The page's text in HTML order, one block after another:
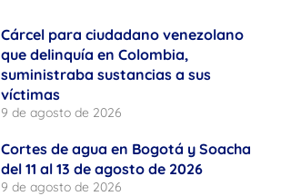
Cárcel para ciudadano venezolano
que delinquía en Colombia,
suministraba sustancias a sus
víctimas
9 de agosto de 2026
Cortes de agua en Bogotá y Soacha
del 11 al 13 de agosto de 2026
9 de agosto de 2026